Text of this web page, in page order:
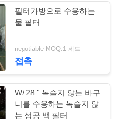
필터가방으로 수용하는
물 필터
negotiable MOQ:1 세트
접촉
W/ 28 " 녹슬지 않는 바구
니를 수용하는 녹슬지 않
는 성공 백 필터